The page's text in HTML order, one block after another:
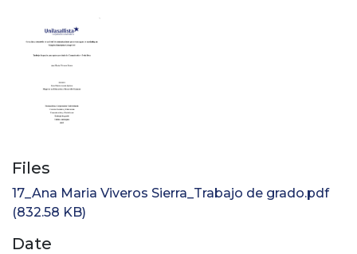
Files
17_Ana Maria Viveros Sierra_Trabajo de grado.pdf
(832.58 KB)
Date